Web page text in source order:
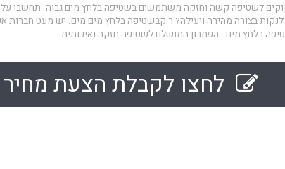
לשטיפה קשה וחזקה משתמשים בשטיפה בלחץ מים גבוה. תחשבו על
בצורה מהירה ויעילה? ר קבשטיפה בלחץ מים מים. יש מעט חברות
בלחץ מים - הפתרון המושלם לשטיפה חזקה ואיכותית
לחצו לקבלת הצעת מחיר